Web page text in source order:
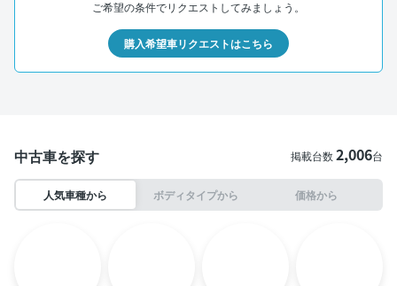
ご希望の条件でリクエストしてみましょう。
購入希望車リクエストはこちら
中古車を探す 掲載台数2,006台
人気車種から ボディタイプから 価格から